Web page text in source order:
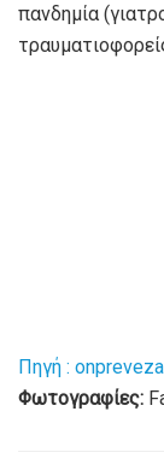
πανδημία
Πηγή :
Φωτογραφίες: